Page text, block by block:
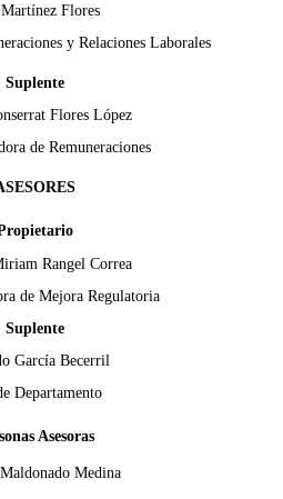
Flores
y Relaciones Laborales
Suplente
Flores López
de Remuneraciones
Rangel Correa
de Mejora Regulatoria
Suplente
García Becerril
Departamento
Asesoras
Medina